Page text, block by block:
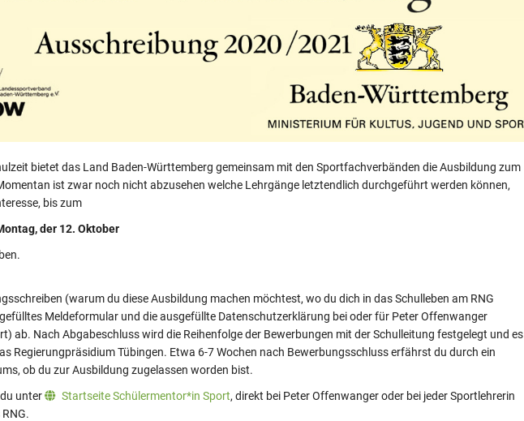
bietet das Land Baden-Württemberg gemeinsam mit den Sportfachverbänden die Ausbildung zum
ist zwar noch nicht abzusehen welche Lehrgänge letztendlich durchgeführt werden können,
bis zum
der 12. Oktober
(warum du diese Ausbildung machen möchtest, wo du dich in das Schulleben am RNG
Meldeformular und die ausgefüllte Datenschutzerklärung bei oder für Peter Offenwanger
ab. Nach Abgabeschluss wird die Reihenfolge der Bewerbungen mit der Schulleitung festgelegt und es
Regierungpräsidium Tübingen. Etwa 6-7 Wochen nach Bewerbungsschluss erfährst du durch ein
ob du zur Ausbildung zugelassen worden bist.
unter
Startseite Schülermentor*in Sport, direkt bei Peter Offenwanger oder bei jeder Sportlehrerin